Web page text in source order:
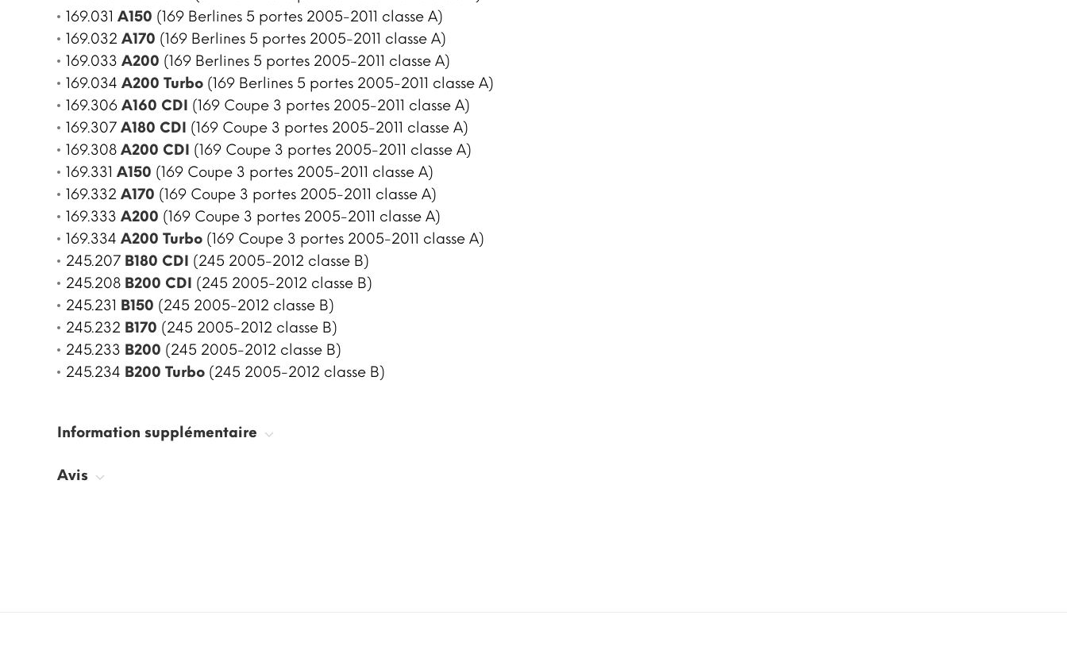
169.031 A150 (169 Berlines 5 portes 2005-2011 classe A)
169.032 A170 (169 Berlines 5 portes 2005-2011 classe A)
169.033 A200 (169 Berlines 5 portes 2005-2011 classe A)
169.034 A200 Turbo (169 Berlines 5 portes 2005-2011 classe A)
169.306 A160 CDI (169 Coupe 3 portes 2005-2011 classe A)
169.307 A180 CDI (169 Coupe 3 portes 2005-2011 classe A)
169.308 A200 CDI (169 Coupe 3 portes 2005-2011 classe A)
169.331 A150 (169 Coupe 3 portes 2005-2011 classe A)
169.332 A170 (169 Coupe 3 portes 2005-2011 classe A)
169.333 A200 (169 Coupe 3 portes 2005-2011 classe A)
169.334 A200 Turbo (169 Coupe 3 portes 2005-2011 classe A)
245.207 B180 CDI (245 2005-2012 classe B)
245.208 B200 CDI (245 2005-2012 classe B)
245.231 B150 (245 2005-2012 classe B)
245.232 B170 (245 2005-2012 classe B)
245.233 B200 (245 2005-2012 classe B)
245.234 B200 Turbo (245 2005-2012 classe B)
Information supplémentaire
Avis